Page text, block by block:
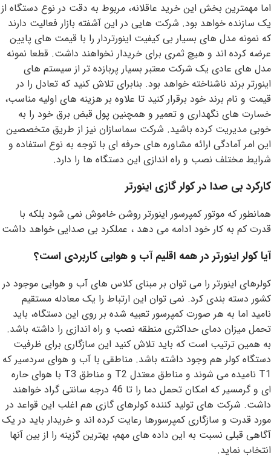
اما مهمترین بخش این خرید عاقلانه، مربوط به دقت در نوع دستگاه از
یک سازنده خواهد بود. شرکت هایی در این آشفته بازار فعالیت دارند
که نمونه مدل های بسیار بی کیفیت اینورتردار را با قیمت های پایین
عرضه کرده اند و هیچ ثمری برای خریدار نخواهند داشت. قطعا نمونه
مدل های عادی یک شرکت معتبر بسیار پربازده تر از سیستم های
اینورتر برند ناشناخته خواهد بود. بنابرای تلاش کنید که تعادل را در
قیمت و نام برند خود برقرار کنید تا علاوه بر هزینه های اولیه مناسب،
خسارت های نگهداری و تعمیر و همچنین پول قبض برق خود را به
خوبی مدیریت کرده باشید. شرکت سماسازان نیز از طریق متخصصین
این امر آمادگی ارائه مشاوره های حرفه ای با توجه به نوع استفاده و
شرایط مختلف نصب و راه اندازی این دستگاه ها را دارد.
کارکرد بی صدا در کولر گازی اینورتر
همانطور که موتور کمپرسور اینورتر روشن خاموش نمی شود بلکه با
قدرت کم به کار خود ادامه می دهد ، عملکرد بی صدایی خواهد داشت
آیا کولر اینورتر در همه اقلیم آب و هوایی کاربردی است؟
کولرهای اینورتر را می توان بر مبنای کلاس های آب و هوایی موجود در
کشور دسته بندی کرد. نمی توان این ارتباط را یک معادله مستقیم
نامید اما به هر صورت کمپرسور تعبیه شده بر روی این دستگاه، باید
تحمل میزان دمای حداکثری منطقه نصب و راه اندازی را داشته باشد.
به همین ترتیب است که باید تلاش کنید این سازگاری برای ظرفیت
دستگاه کولر هم وجود داشته باشد. مناطقی با آب و هوای سردسیر که
T1 نامیده می شوند و مناطق معتدل T2 و مناطق T3 با هوای حاره
ای و گرمسیر که امکان تحمل دما را تا 46 درجه سانتی گراد خواهند
داشت. شرکت های تولید کننده کولرهای گازی هم اغلب این قواعد در
مورد قدرت و سازگاری کمپرسورها رعایت کرده اند و خریدار باید در یک
آگاهی قبلی نسبت به این داده های مهم، بهترین گزینه را از بین آنها
انتخاب نماید.